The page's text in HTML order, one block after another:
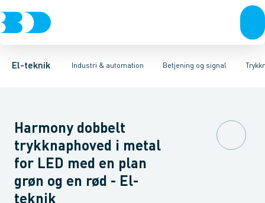
El-teknik Industri & automation
Afbrydere, stikkontakter & lampeudtagForgreningsmateriel
Betjening og signal
Industristiksystemer Frekvensomformere og softstartere
TrykknaphovedLystårn element, optiskTilslutningsmodul
Harmony dobbelt
trykknaphoved i metal
for LED med en plan
grøn og en rød - El-
teknik